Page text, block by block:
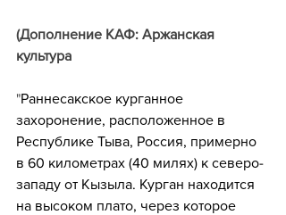
(Дополнение КАФ: Аржанская
культура
"Раннесакское курганное
захоронение, расположенное в
Республике Тыва, Россия, примерно
в 60 километрах (40 милях) к северо-
западу от Кызыла. Курган находится
на высоком плато, через которое